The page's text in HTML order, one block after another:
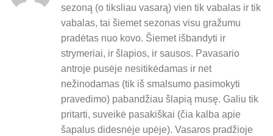
sezoną (o tiksliau vasarą) vien tik vabalas ir tik
vabalas, tai šiemet sezonas visu gražumu
pradėtas nuo kovo. Šiemet išbandyti ir
strymeriai, ir šlapios, ir sausos. Pavasario
antroje pusėje nesitikėdamas ir net
nežinodamas (tik iš smalsumo pasimokyti
pravedimo) pabandžiau šlapią musę. Galiu tik
pritarti, suveikė pasakiškai (čia kalba apie
šapalus didesnėje upėje). Vasaros pradžioje